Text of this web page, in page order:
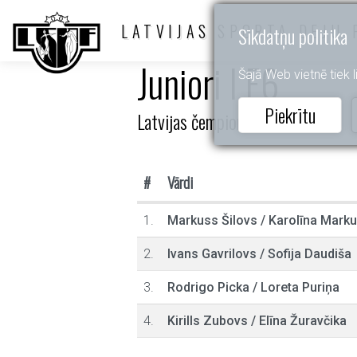
Sīkdatņu politika
Šajā Web vietnē
Piekrītu
LATVIJAS SPORTA DEJU
Juniori I E6
Latvijas čempionāts 10d
# Vārdi
1. Markuss Šilovs / Karolīna
2. Ivans Gavrilovs / Sofija Daudiša
3. Rodrigo Picka / Loreta Puriņa
4. Kirills Zubovs / Elīna Žuravčika